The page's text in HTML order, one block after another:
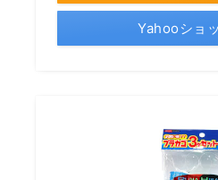
Yahooショ